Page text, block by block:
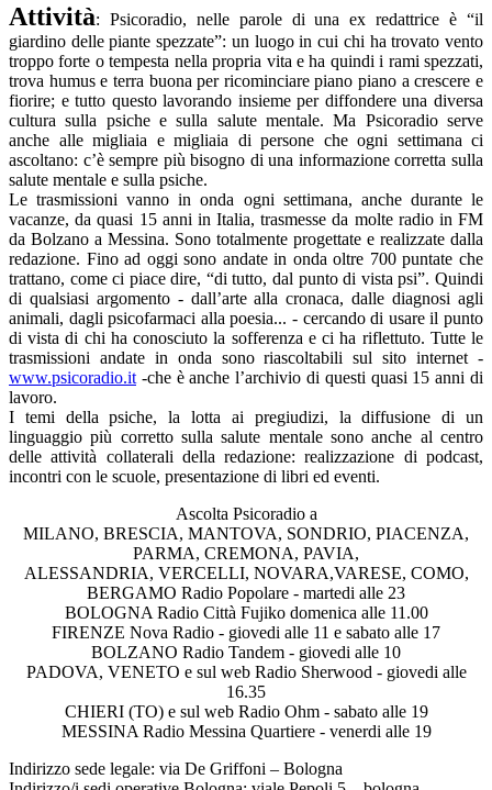
Attività: Psicoradio, nelle parole di una ex redattrice è “il
giardino delle piante spezzate”: un luogo in cui chi ha trovato vento
troppo forte o tempesta nella propria vita e ha quindi i rami spezzati,
trova humus e terra buona per ricominciare piano piano a crescere e
fiorire; e tutto questo lavorando insieme per diffondere una diversa
cultura sulla psiche e sulla salute mentale. Ma Psicoradio serve
anche alle migliaia e migliaia di persone che ogni settimana ci
ascoltano: c’è sempre più bisogno di una informazione corretta sulla
salute mentale e sulla psiche.
Le trasmissioni vanno in onda ogni settimana, anche durante le
vacanze, da quasi 15 anni in Italia, trasmesse da molte radio in FM
da Bolzano a Messina. Sono totalmente progettate e realizzate dalla
redazione. Fino ad oggi sono andate in onda oltre 700 puntate che
trattano, come ci piace dire, “di tutto, dal punto di vista psi”. Quindi
di qualsiasi argomento - dall’arte alla cronaca, dalle diagnosi agli
animali, dagli psicofarmaci alla poesia... - cercando di usare il punto
di vista di chi ha conosciuto la sofferenza e ci ha riflettuto. Tutte le
trasmissioni andate in onda sono riascoltabili sul sito internet -
www.psicoradio.it -che è anche l’archivio di questi quasi 15 anni di
lavoro.
I temi della psiche, la lotta ai pregiudizi, la diffusione di un
linguaggio più corretto sulla salute mentale sono anche al centro
delle attività collaterali della redazione: realizzazione di podcast,
incontri con le scuole, presentazione di libri ed eventi.
Ascolta Psicoradio a
MILANO, BRESCIA, MANTOVA, SONDRIO, PIACENZA,
PARMA, CREMONA, PAVIA,
ALESSANDRIA, VERCELLI, NOVARA,VARESE, COMO,
BERGAMO Radio Popolare - martedi alle 23
BOLOGNA Radio Città Fujiko domenica alle 11.00
FIRENZE Nova Radio - giovedi alle 11 e sabato alle 17
BOLZANO Radio Tandem - giovedi alle 10
PADOVA, VENETO e sul web Radio Sherwood - giovedi alle
16.35
CHIERI (TO) e sul web Radio Ohm - sabato alle 19
MESSINA Radio Messina Quartiere - venerdi alle 19
Indirizzo sede legale: via De Griffoni – Bologna